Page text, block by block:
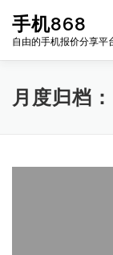
content
手机868
自由的手机报价分享平
HOME
月度归档：